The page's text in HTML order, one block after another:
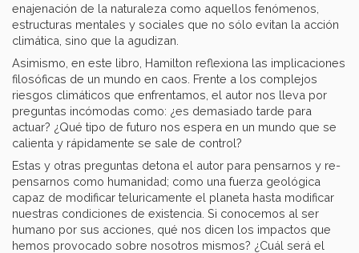
enajenación de la naturaleza como aquellos fenómenos,
estructuras mentales y sociales que no sólo evitan la acción
climática, sino que la agudizan.
Asimismo, en este libro, Hamilton reflexiona las implicaciones
filosóficas de un mundo en caos. Frente a los complejos
riesgos climáticos que enfrentamos, el autor nos lleva por
preguntas incómodas como: ¿es demasiado tarde para
actuar? ¿Qué tipo de futuro nos espera en un mundo que se
calienta y rápidamente se sale de control?
Estas y otras preguntas detona el autor para pensarnos y re-
pensarnos como humanidad; como una fuerza geológica
capaz de modificar teluricamente el planeta hasta modificar
nuestras condiciones de existencia. Si conocemos al ser
humano por sus acciones, qué nos dicen los impactos que
hemos provocado sobre nosotros mismos? ¿Cuál será el